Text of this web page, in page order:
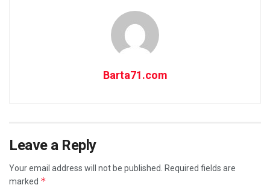
Barta71.com
Leave a Reply
Your email address will not be published. Required fields are
marked *